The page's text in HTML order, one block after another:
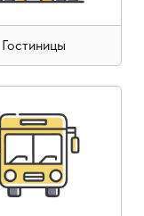
Гостиницы